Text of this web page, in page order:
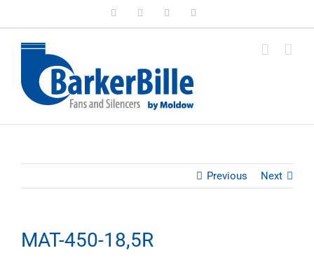
LinkedInFacebookInstagram
Previous Next
MAT-450-18,5R